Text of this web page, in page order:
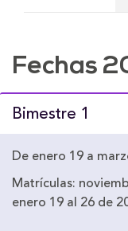
Fechas
Bimestre 1
De enero 19 a
Matrículas:
enero 19 al 26 de